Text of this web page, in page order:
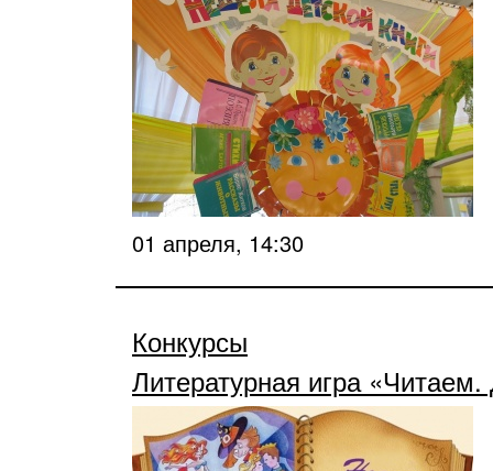
01 апреля, 14:30
Конкурсы
Литературная игра